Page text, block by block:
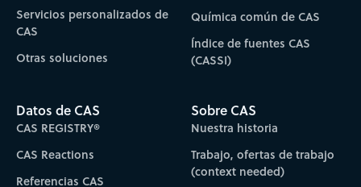
Servicios personalizados de
CAS
Otras soluciones
Química común de CAS
Índice de fuentes CAS
(CASSI)
Datos de CAS
CAS REGISTRY®
CAS Reactions
Referencias CAS
Sobre CAS
Nuestra historia
Trabajo, ofertas de trabajo
(context needed)